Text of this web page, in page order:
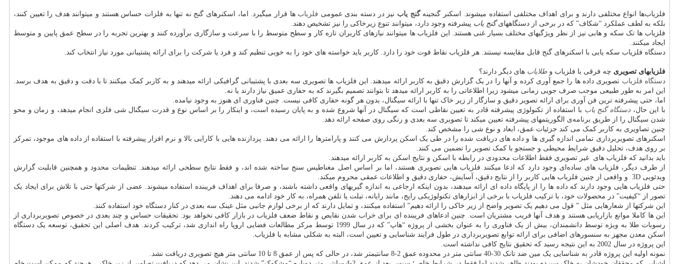
فلزیاب‌ها انواع مختلفی دارند و برای اهداف مختلفی استفاده میشوند. اسکنر گنجینهگنج یاب نیز در دسته بندی عمومی فلزیاب ها قرار میگیرد. اما، اسکنرهای گنج نه تنها به فلزات حساس هستند و میتوانند هدف را تعیین کنند،
بلکه به لطف عملکرد “شکاف” که در برخی از دستگاههایگنج یاب پیشرفته وجود دارد، میتوانند تنوع زیرخاکی را نیز تشخیص دهند.
فلزیاب ها تک سکه و هابی نیز از نظر ویژگیهای مختلف بسیار غنی هستند. این فلزیاب ها میتوانند نیازهای کاربران تازه کار و سطح متوسط را با سرعت و سازگاری برآورده کنند و بهترین تجربه را در سطح عمق پایین و متوسط
ایجاد میکنند.
دستگاه فلزیاب‌ سکه یابی با اسکنرهای گنج قابل مقایسه نیستند. هر فلزیاب نقاط قوت خود را دارد. کاربر باید خواسته های خود را به خوبی تنظیم کند و فرد یا شرکت را برای ارائه پشتیبانی مورد نیاز انتخاب کند.
فلزیابهای تصویری چه فرقی با فلزیاب و طلایاب های دیگر دارند؟
دستگاه فلزیاب تصویری داده ها را جمع آوری کرده و آنها را در یک گزارش دقیق به کاربر ارائه میدهند. این فلزیاب ها تصویری سه بعدی با پشتیبانی گرافیکی ارائه میدهند و به کاربر کمک میکنند تا با دقت و دقیق به هدف برسد.
این امر به طور طبیعی موجب صرف جویی زمانی میشود زیرا اطلاعاتی را به کاربر ارائه میدهد تا بتوانند تصمیم بگیرند که به حفاری عمیق نیاز دارند یا نه.
اما، حتی پیشرفته ترین فن آوری برای ارائه تصویر دقیق و سازگار از زیر خاک تنها با ارائه سیگنال، بدون هر گونه حفاری کافی نیست. چنین فناوری ای هنوز به وجود نیامده.
با این حال، دستگاهگنج یاب با استفاده از تکنولوژی پیشرفته قادر به تعیین نقاطی است که سیگنال در آنها شروع شده و به پایان رسیده است، و اینکار را بر اساس نوع و قدرت سیگنال شی فلزی انجام میدهد، و زمان و محو
شدن سیگنال را از طریق برنامه‌ی الگوریتمهای پیشرفته تعیین میکند تا تصویری سه بعدی و رنگی روی صفحه ارائه دهد.
چنین تصاویری به کاربر کمک می کند جزئیات عمق، ابعاد و نوع شی را مشخص کند.
اسکنرهای تصویربرداری تمامی اندازه گیری ها و داده های دریافت شده را در طی یک اسکن پردازش می کنند و پارامترها را ارائه می دهند. پردازنده هایی با کارایی بالا و نرم افزار پیشرفته با استفاده از داده های موجود، تمرکز
بر روی هدف، تحلیل دقیق شرایط محیطی و جستجو با کمک تصویر را تضمین می کنند.
باید بدانید که فلزیاب های غیر تصویری فقط اطلاعات محدودی در رابطه با اسکن و نتایج اسکن به کاربر ارائه میدهند.
از طرف دیگر، فلزیاب های ساده‌ای وجود دارد که ادعا میکنند فلزیاب هایی تصویری هستند، اما بر اساس اصل مغناطیس سنج ساخته شده اند، و فقط نتایج سطحی ارائه میدهند. تنظیمات محدود و همچنین قابلیت گزارش
ویدئویی 3D و واقعی از چنین فلزیاب هایی کاربر را از نتایج دقیق، آسایش، حفاری دقیق و اطلاعات عمقی محروم میکند.
حتی فلزیاب هایی وجود دارند که داده ها را از پایگاه داده ای ارائه میدهند، بدون اینکه ارجاعی به اندازه گیریهای واقعی داشته باشند، و صرفا برای اهداف فریبنده استفاده میشوند. عضی از شرکتها حتی با تلاش برای ایجاد یک
تصور از “کیفیت” در محصولات خود، با ترکیب فلزیاب با برخی از ابزارهای تکنولوژیکی رایج، مانند رایانه، تبلت یا تلفن همراه، به کار خود ادامه می دهند.
این شرکتها از شعارهایی مثل ” قول می دهیم یک تصویر واضح از زیر خاکی را ارائه دهیم” استفاده میکنند، و تمایل دارند که از برخی لوازم جانبی مثل عینک سه بعدی در کنار دستگاه خود استفاده کنند.
این ها کاملا موانع بازاریابی هستند و هدف آنها فریب مشتریان است. چنین ادعاهای فریبنده ای برای خراب شدن نقایص و نقاط ضعف فلزیاب در بازار کافی نخواهد بود. تحقیقات حساس و چند بعدی در خصوص تصویربرداری از
رسوبات طلا به ویژه توسط دانشمندان، بیش از یک فناوری را به عنوان بخشی از پروژه “هاپ” که در سال 1999 توسط مرکز مطالعات فضایی اروپا راه اندازی شد، ترکیب کردند. هدف اصلی این تحقیق، توسعه یک دستگاه
اسکن معدن مجهز به سنسورهای اضافی برای ارائه توابع تصویربرداری در طول فرایند شناسایی و تعیین است، البته به شکلی مشابه با فلزیاب.
این پروژه در سال 2002 به این نتیجه رسید که تحقیق نتایج کافی نداشته است.
نمونه اولیه این پروژه قادر به شناسایی یک مین ضد تانک 30-40 سانتی متر در محدوده عمق 2-8 سانتیمتر شد، در حالی که پس از عمق 8 تا 10 سانتی متر هیچ تصویری دریافت نشد.